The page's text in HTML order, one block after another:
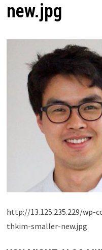
new.jpg
http://13.125.235.229/wp-
thkim-smaller-new.jpg